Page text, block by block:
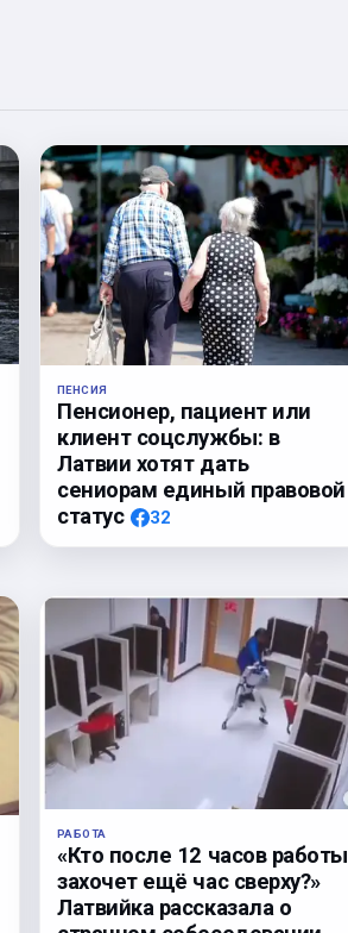
ПЕНСИЯ
Пенсионер, пациент или
клиент соцслужбы: в
Латвии хотят дать
сениорам единый правовой
статус
32
РАБОТА
«Кто после 12 часов работы
захочет ещё час сверху?»
Латвийка рассказала о